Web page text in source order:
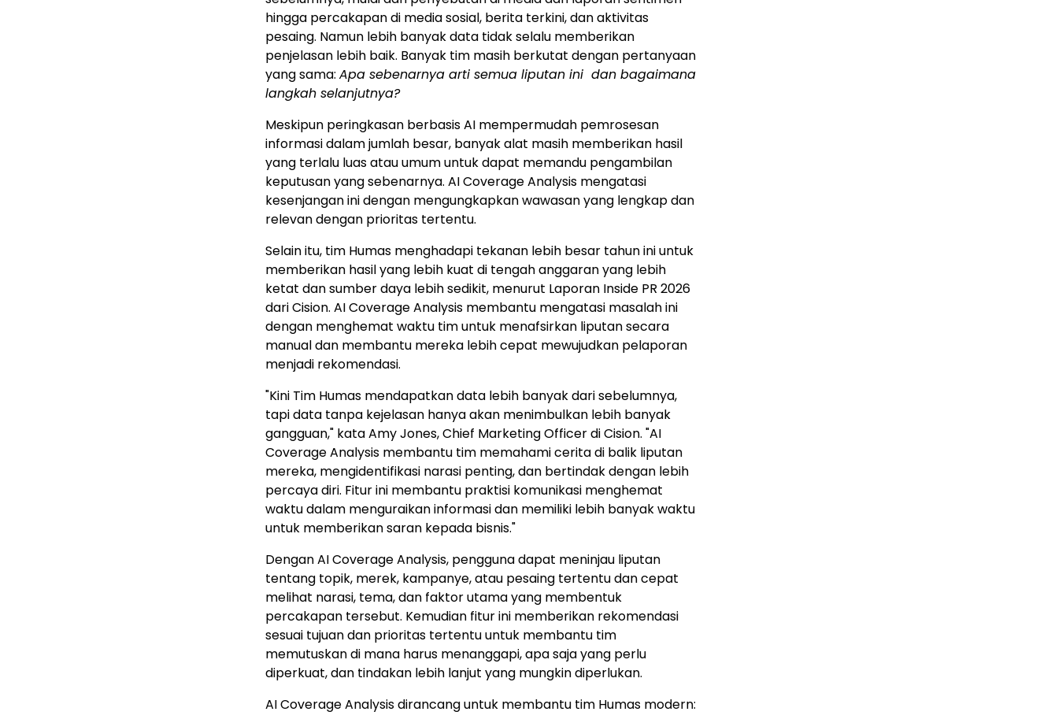
hingga percakapan di media sosial, berita terkini, dan aktivitas
pesaing. Namun lebih banyak data tidak selalu memberikan
penjelasan lebih baik. Banyak tim masih berkutat dengan pertanyaan
yang sama: Apa sebenarnya arti semua liputan ini dan bagaimana
langkah selanjutnya?
Meskipun peringkasan berbasis AI mempermudah pemrosesan
informasi dalam jumlah besar, banyak alat masih memberikan hasil
yang terlalu luas atau umum untuk dapat memandu pengambilan
keputusan yang sebenarnya. AI Coverage Analysis mengatasi
kesenjangan ini dengan mengungkapkan wawasan yang lengkap dan
relevan dengan prioritas tertentu.
Selain itu, tim Humas menghadapi tekanan lebih besar tahun ini untuk
memberikan hasil yang lebih kuat di tengah anggaran yang lebih
ketat dan sumber daya lebih sedikit, menurut Laporan Inside PR 2026
dari Cision. AI Coverage Analysis membantu mengatasi masalah ini
dengan menghemat waktu tim untuk menafsirkan liputan secara
manual dan membantu mereka lebih cepat mewujudkan pelaporan
menjadi rekomendasi.
"Kini Tim Humas mendapatkan data lebih banyak dari sebelumnya,
tapi data tanpa kejelasan hanya akan menimbulkan lebih banyak
gangguan," kata Amy Jones, Chief Marketing Officer di Cision. "AI
Coverage Analysis membantu tim memahami cerita di balik liputan
mereka, mengidentifikasi narasi penting, dan bertindak dengan lebih
percaya diri. Fitur ini membantu praktisi komunikasi menghemat
waktu dalam menguraikan informasi dan memiliki lebih banyak waktu
untuk memberikan saran kepada bisnis."
Dengan AI Coverage Analysis, pengguna dapat meninjau liputan
tentang topik, merek, kampanye, atau pesaing tertentu dan cepat
melihat narasi, tema, dan faktor utama yang membentuk
percakapan tersebut. Kemudian fitur ini memberikan rekomendasi
sesuai tujuan dan prioritas tertentu untuk membantu tim
memutuskan di mana harus menanggapi, apa saja yang perlu
diperkuat, dan tindakan lebih lanjut yang mungkin diperlukan.
AI Coverage Analysis dirancang untuk membantu tim Humas modern: